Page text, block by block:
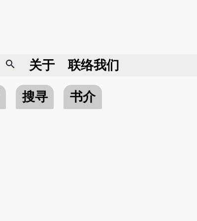
search 关于 联络我们
搜寻
书介